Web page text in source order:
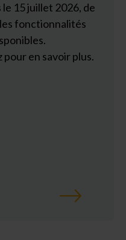
le 15 juillet 2026, de
fonctionnalités
pour en savoir plus.